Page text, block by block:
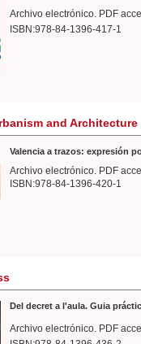
Archivo electrónico. PDF
ISBN:978-84-1396-417-1
and Architecture
Valencia a trazos: expresión
Archivo electrónico. PDF
ISBN:978-84-1396-420-1
Del decret a l'aula. Guia
Archivo electrónico. PDF